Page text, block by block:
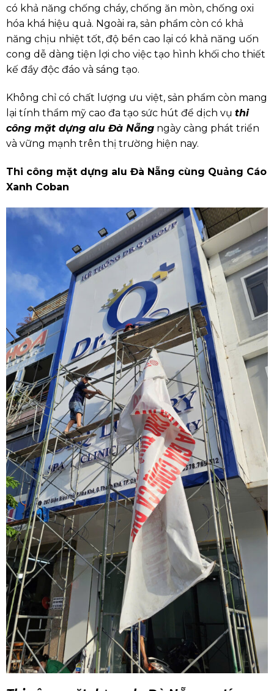
có khả năng chống cháy, chống ăn mòn, chống oxi
hóa khá hiệu quả. Ngoài ra, sản phẩm còn có khả
năng chịu nhiệt tốt, độ bền cao lại có khả năng uốn
cong dễ dàng tiện lợi cho việc tạo hình khối cho thiết
kế đầy độc đáo và sáng tạo.
Không chỉ có chất lượng ưu việt, sản phẩm còn mang
lại tính thẩm mỹ cao đa tạo sức hút để dịch vụ thi
công mặt dựng alu Đà Nẵngngày càng phát triển
và vững mạnh trên thị trường hiện nay.
Thi công mặt dựng alu Đà Nẵng cùng Quảng Cáo
Xanh Coban